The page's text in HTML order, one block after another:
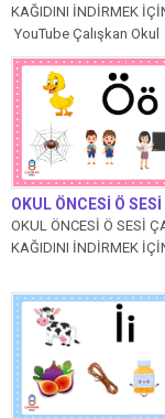
KAĞIDINI İNDİRMEK
YouTube Çalışkan Okul
kanalımızdaki ve...
OKUL ÖNCESİ Ö SESİ
OKUL ÖNCESİ Ö SESİ
KAĞIDINI İNDİRMEK